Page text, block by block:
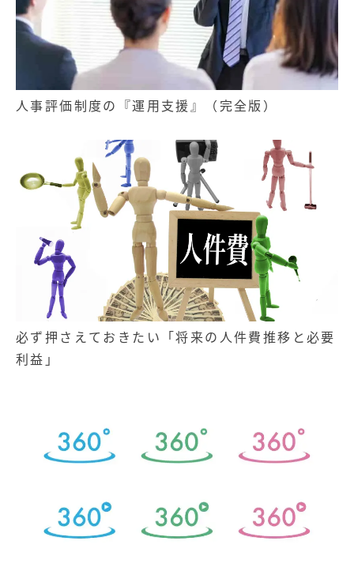
人事評価制度の『運用支援』（完全版）
必ず押さえておきたい「将来の人件費推移と必要
利益」